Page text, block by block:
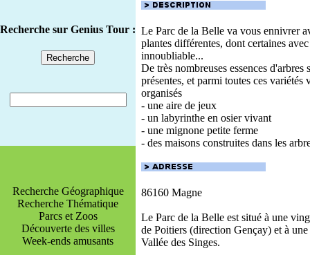
Recherche sur Genius Tour : Le Parc de la Belle va vous ennivrer
plantes différentes, dont certaines
innoubliable...
De très nombreuses essences d'arbres
présentes, et parmi toutes ces variétés
organisés
- une aire de jeux
- un labyrinthe en osier vivant
- une mignone petite ferme
- des maisons construites dans les
86160 Magne
Le Parc de la Belle est situé à une
de Poitiers (direction Gençay) et à
Vallée des Singes.
Recherche Géographique
Recherche Thématique
Parcs et Zoos
Découverte des villes
Week-ends amusants